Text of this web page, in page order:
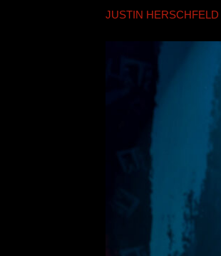
JUSTIN HERSCHFELD